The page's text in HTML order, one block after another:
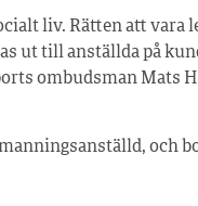
liv. Rätten att vara
ut till anställda på
ombudsman Mats
och